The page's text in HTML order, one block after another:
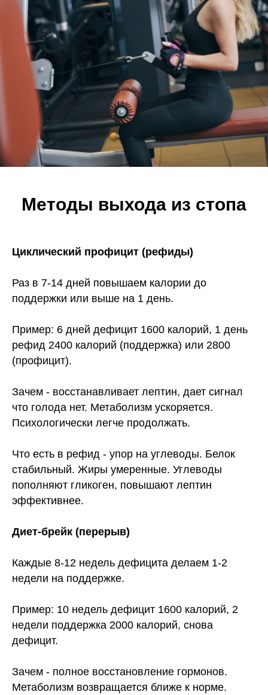
Методы выхода из стопа
Циклический профицит (рефиды)
Раз в 7-14 дней повышаем калории до
поддержки или выше на 1 день.
Пример: 6 дней дефицит 1600 калорий, 1 день
рефид 2400 калорий (поддержка) или 2800
(профицит).
Зачем - восстанавливает лептин, дает сигнал
что голода нет. Метаболизм ускоряется.
Психологически легче продолжать.
Что есть в рефид - упор на углеводы. Белок
стабильный. Жиры умеренные. Углеводы
пополняют гликоген, повышают лептин
эффективнее.
Диет-брейк (перерыв)
Каждые 8-12 недель дефицита делаем 1-2
недели на поддержке.
Пример: 10 недель дефицит 1600 калорий, 2
недели поддержка 2000 калорий, снова
дефицит.
Зачем - полное восстановление гормонов.
Метаболизм возвращается ближе к норме.